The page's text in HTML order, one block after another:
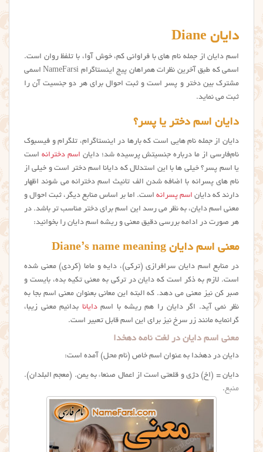
دایان Diane
اسم دایان از جمله نام های با فراوانی کم، خوش آوا، با تلفظ روان است.
اسمی که طبق آخرین نظرات همراهان پیج اینستاگرام NameFarsi اسمی
مشترک بین دختر و پسر است و ثبت احوال برای هر دو جنسیت آن را
ثبت می نماید.
دایان اسم دختر یا پسر؟
دایان از جمله نام هایی است که بارها در اینستاگرام، تلگرام و فیسبوک
نام‌فارسی از ما درباره جنسیتش پرسیده شد؛ دایان اسم دخترانه است
یا اسم پسر؟ خیلی ها با این استدلال که دایانا اسم دختر است و خیلی از
نام های پسرانه با اضافه شدن الف تانیث اسم دخترانه می شوند اظهار
دارند که دایان اسم پسرانه است. اما بر اساس منابع دیگر، ثبت احوال و
معنی اسم دایان، به نظر می رسد این اسم برای دختر مناسب تر باشد. در
هر صورت در ادامه بررسی دقیق معنی و ریشه اسم دایان را بخوانید:
معنی اسم دایان Diane’s name meaning
در منابع اسم دایان سرافرازی (ترکی)، دایه و ماما (کردی) معنی شده
است. لازم به ذکر است که دايان در ترکی به معنی تکیه بده، بایست و
صبر کن نیز معنی می دهد. که البته این معانی بعنوان معنی اسم بجا به
نظر نمی آید. اگر دایان را هم ریشه با اسمدایانا بدانیم معنی زیبا،
گرانمایه مانند زر سرخ نیز برای این اسم قابل تعبیر است.
معنی اسم دایان در لغت نامه دهخدا
دايان در دهخدا به عنوان اسم خاص (نام محل) آمده است:
دایان = (اِخ) دژی و قلعتی است از اعمال صنعاء به یمن. (معجم البلدان).
منبع.